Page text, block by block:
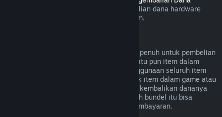
, kamu bisa meminta pengembalian dana hardware
Steam dan aksesoris yang dibeli via Steam.
Kamu bisa menerima pengembalian dana penuh untuk pembelian
bundel di Toko Steam selama tidak ada satu pun item dalam
bundel ditransfer dan jika kombinasi penggunaan seluruh item
kurang dari dua jam. Jika bundel termasuk item dalam game atau
DLC yang tidak memenuhi syarat untuk dikembalikan dananya
maka Steam akan memberitahumu apakah bundel itu bisa
dikembalikan dananya atau tidak saat pembayaran.